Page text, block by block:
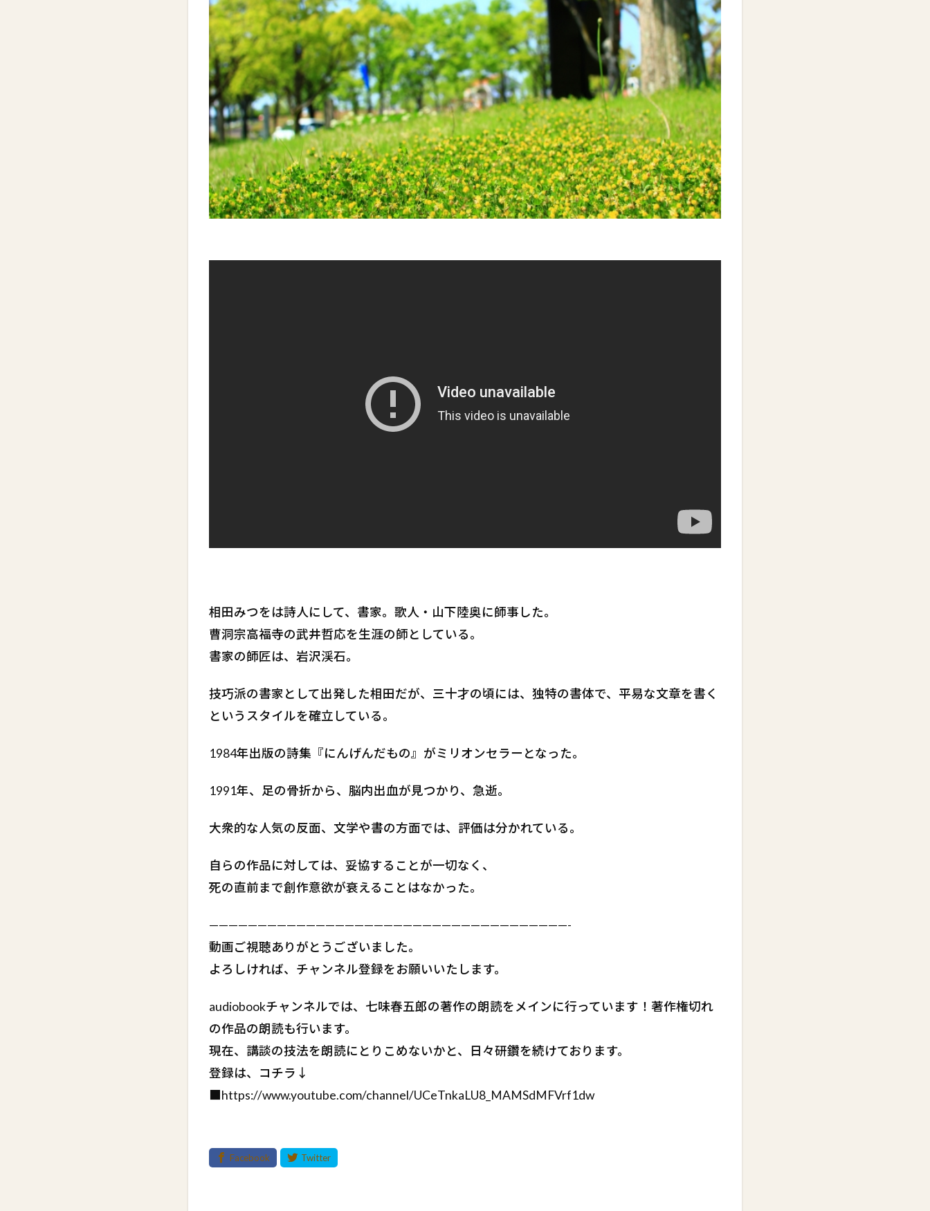
相田みつをは詩人にして、書家。歌人・山下陸奥に師事した。
曹洞宗高福寺の武井哲応を生涯の師としている。
書家の師匠は、岩沢渓石。
技巧派の書家として出発した相田だが、三十才の頃には、独特の書体で、平易な文章を書く
というスタイルを確立している。
1984年出版の詩集『にんげんだもの』がミリオンセラーとなった。
1991年、足の骨折から、脳内出血が見つかり、急逝。
大衆的な人気の反面、文学や書の方面では、評価は分かれている。
自らの作品に対しては、妥協することが一切なく、
死の直前まで創作意欲が衰えることはなかった。
—————————————————————————————————————-
動画ご視聴ありがとうございました。
よろしければ、チャンネル登録をお願いいたします。
audiobookチャンネルでは、七味春五郎の著作の朗読をメインに行っています！著作権切れ
の作品の朗読も行います。
現在、講談の技法を朗読にとりこめないかと、日々研鑽を続けております。
登録は、コチラ↓
■https://www.youtube.com/channel/UCeTnkaLU8_MAMSdMFVrf1dw